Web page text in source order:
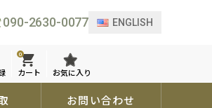
090-2630-0077 ENGLISH
0
カート お気に入り
お問い合わせ